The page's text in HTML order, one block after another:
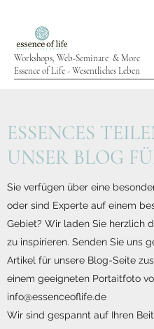
Workshops, Web-Seminare & More
Essence of Life - Wesentliches Leben
ESSENCES
UNSER BLOG
Sie verfügen über eine
oder sind Experte auf einem
Gebiet? Wir laden Sie herzlich
zu inspirieren. Senden Sie uns
Artikel für unsere Blog-Seite
einem geeigneten Portaitfoto
info@essenceoflife.de
Wir sind gespannt auf Ihren